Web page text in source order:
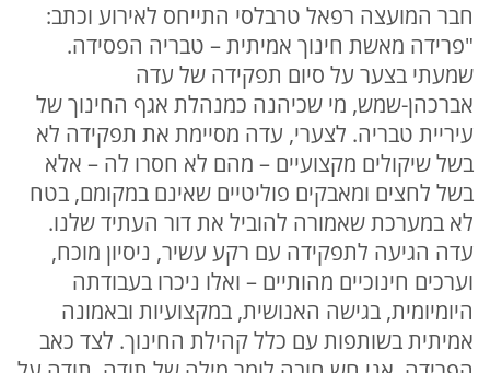
חבר המועצה רפאל טרבלסי התייחס לאירוע וכתב:
"פרידה מאשת חינוך אמיתית – טבריה הפסידה.
שמעתי בצער על סיום תפקידה של עדה
אברכהן-שמש, מי שכיהנה כמנהלת אגף החינוך של
עיריית טבריה. לצערי, עדה מסיימת את תפקידה לא
בשל שיקולים מקצועיים – מהם לא חסרו לה – אלא
בשל לחצים ומאבקים פוליטיים שאינם במקומם, בטח
לא במערכת שאמורה להוביל את דור העתיד שלנו.
עדה הגיעה לתפקידה עם רקע עשיר, ניסיון מוכח,
וערכים חינוכיים מהותיים – ואלו ניכרו בעבודתה
היומיומית, בגישה האנושית, במקצועיות ובאמונה
אמיתית בשותפות עם כלל קהילת החינוך. לצד כאב